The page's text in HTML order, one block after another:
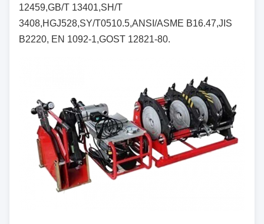
12459,GB/T 13401,SH/T
3408,HGJ528,SY/T0510.5,ANSI/ASME B16.47,JIS
B2220, EN 1092-1,GOST 12821-80.